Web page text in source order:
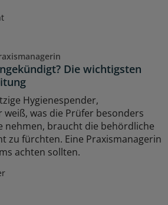
Die wichtigsten
Hygienespender,
was die Prüfer besonders
nehmen, braucht die behördliche
zu fürchten. Eine Praxismanagerin
achten sollten.